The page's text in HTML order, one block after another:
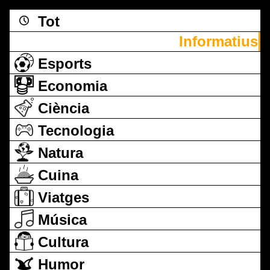
Tot
Informatius
Esports
Economia
Ciència
Tecnologia
Natura
Cuina
Viatges
Música
Cultura
Humor